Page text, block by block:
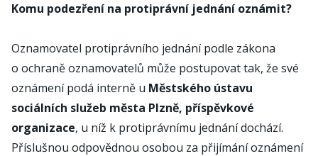
Komu podezření na protiprávní jednání oznámit?
Oznamovatel protiprávního jednání podle zákona
o ochraně oznamovatelů může postupovat tak, že své
oznámení podá interně u Městského ústavu
sociálních služeb města Plzně, příspěvkové
organizace, u níž k protiprávnímu jednání dochází.
Příslušnou odpovědnou osobou za přijímání oznámení